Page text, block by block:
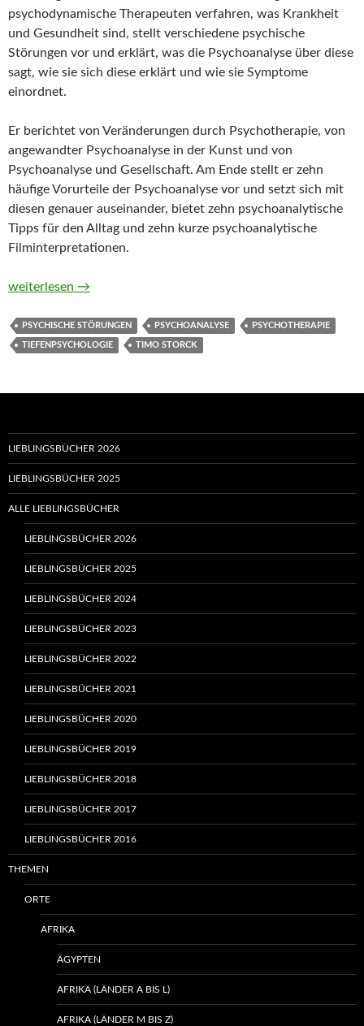
psychodynamische Therapeuten verfahren, was Krankheit
und Gesundheit sind, stellt verschiedene psychische
Störungen vor und erklärt, was die Psychoanalyse über diese
sagt, wie sie sich diese erklärt und wie sie Symptome
einordnet.
Er berichtet von Veränderungen durch Psychotherapie, von
angewandter Psychoanalyse in der Kunst und von
Psychoanalyse und Gesellschaft. Am Ende stellt er zehn
häufige Vorurteile der Psychoanalyse vor und setzt sich mit
diesen genauer auseinander, bietet zehn psychoanalytische
Tipps für den Alltag und zehn kurze psychoanalytische
Filminterpretationen.
Tiefenpsychologie für Dummies von Timo Storck
weiterlesen →
PSYCHISCHE STÖRUNGEN PSYCHOANALYSE PSYCHOTHERAPIE
TIEFENPSYCHOLOGIE TIMO STORCK
LIEBLINGSBÜCHER 2026
LIEBLINGSBÜCHER 2025
ALLE LIEBLINGSBÜCHER
LIEBLINGSBÜCHER 2026
LIEBLINGSBÜCHER 2025
LIEBLINGSBÜCHER 2024
LIEBLINGSBÜCHER 2023
LIEBLINGSBÜCHER 2022
LIEBLINGSBÜCHER 2021
LIEBLINGSBÜCHER 2020
LIEBLINGSBÜCHER 2019
LIEBLINGSBÜCHER 2018
LIEBLINGSBÜCHER 2017
LIEBLINGSBÜCHER 2016
THEMEN
ORTE
AFRIKA
ÄGYPTEN
AFRIKA (LÄNDER A BIS L)
AFRIKA (LÄNDER M BIS Z)